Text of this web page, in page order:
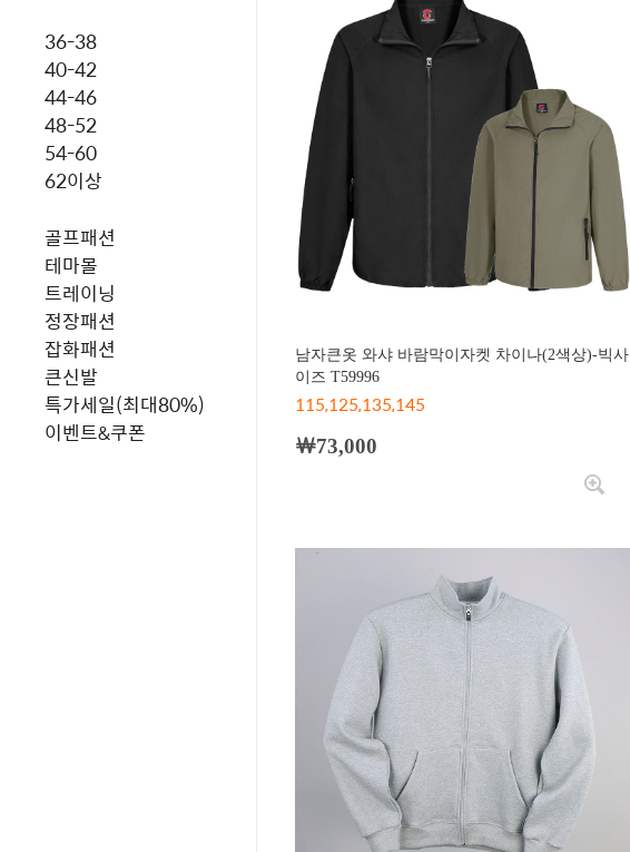
36-38
40-42
44-46
48-52
54-60
62이상
골프패션
테마몰
트레이닝
정장패션
잡화패션
큰신발
특가세일(최대80%)
이벤트&쿠폰
남자큰옷 와샤 바람막이자켓 차이나(2색상)-빅사
이즈 T59996
115,125,135,145
￦73,000